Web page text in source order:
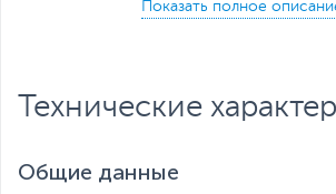
Монитор MSI PRO MP242A
скроется из виду.
Технические
Общие данные